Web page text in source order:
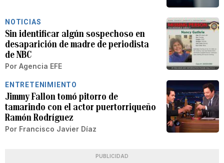
NOTICIAS
Sin identificar algún sospechoso en
desaparición de madre de periodista
de NBC
Por Agencia EFE
ENTRETENIMIENTO
Jimmy Fallon tomó pitorro de
tamarindo con el actor puertorriqueño
Ramón Rodríguez
Por Francisco Javier Díaz
PUBLICIDAD